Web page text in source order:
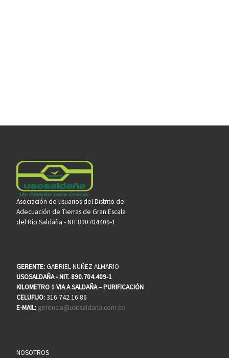
Asociación de usuarios del Distrito de
Adecuación de Tierras de Gran Escala
del Rio Saldaña - NIT.890704409-1
GERENTE:GABRIEL NUÑEZ ALMARIO
USOSALDAÑA - NIT. 890.704.409-1
KILOMETRO 1 VIA A SALDAÑA – PURIFICACIÓN
CELUFIJO:316 742 16 86
E-MAIL: gerencia@usosaldana.com.co
NOSOTROS